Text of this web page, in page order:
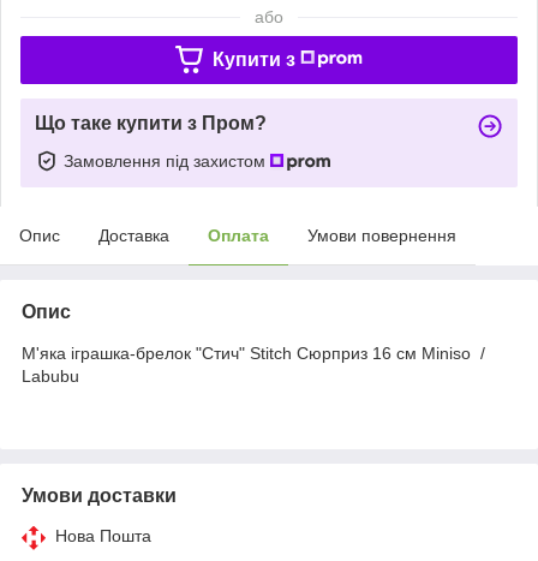
або
Купити з
Що таке купити з Пром?
Замовлення під захистом
Опис Доставка Оплата Умови повернення
Опис
М'яка іграшка-брелок "Стич" Stitch Сюрприз 16 см Miniso /
Labubu
Умови доставки
Нова Пошта